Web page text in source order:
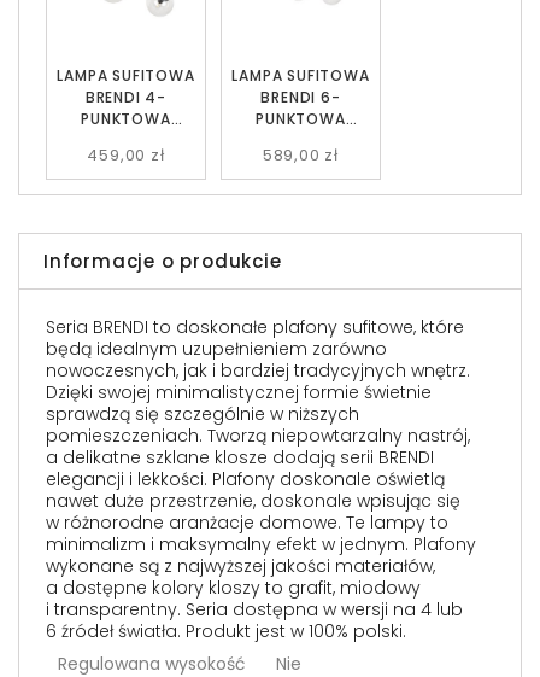
LAMPA SUFITOWA
BRENDI 4-
PUNKTOWA
PRZEZROCZYSTA
EMIBIG 831/4
459,00 zł
LAMPA SUFITOWA
BRENDI 6-
PUNKTOWA
PRZEZROCZYSTA
EMIBIG 831/6B
589,00 zł
Informacje o produkcie
Seria BRENDI to doskonałe plafony sufitowe, które
będą idealnym uzupełnieniem zarówno
nowoczesnych, jak i bardziej tradycyjnych wnętrz.
Dzięki swojej minimalistycznej formie świetnie
sprawdzą się szczególnie w niższych
pomieszczeniach. Tworzą niepowtarzalny nastrój,
a delikatne szklane klosze dodają serii BRENDI
elegancji i lekkości. Plafony doskonale oświetlą
nawet duże przestrzenie, doskonale wpisując się
w różnorodne aranżacje domowe. Te lampy to
minimalizm i maksymalny efekt w jednym. Plafony
wykonane są z najwyższej jakości materiałów,
a dostępne kolory kloszy to grafit, miodowy
i transparentny. Seria dostępna w wersji na 4 lub
6 źródeł światła. Produkt jest w 100% polski.
Regulowana wysokość
Nie